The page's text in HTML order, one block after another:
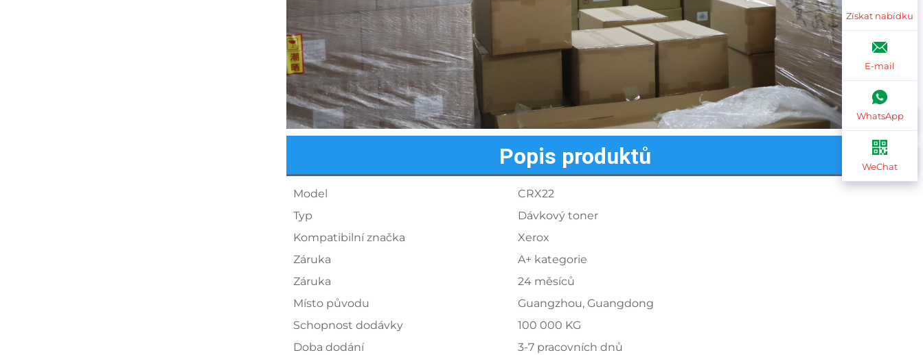
Popis produktů
Model
CRX22
Typ
Dávkový toner
Kompatibilní značka
Xerox
Záruka
A+ kategorie
Záruka
24 měsíců
Místo původu
Guangzhou, Guangdong
Schopnost dodávky
100 000 KG
Doba dodání
3-7 pracovních dnů
Získat nabídku
E-mail
WhatsApp
WeChat